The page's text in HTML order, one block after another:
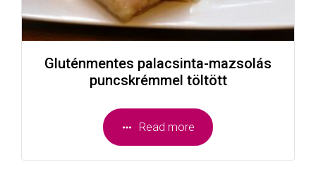
Gluténmentes palacsinta-mazsolás
puncskrémmel töltött
Read more